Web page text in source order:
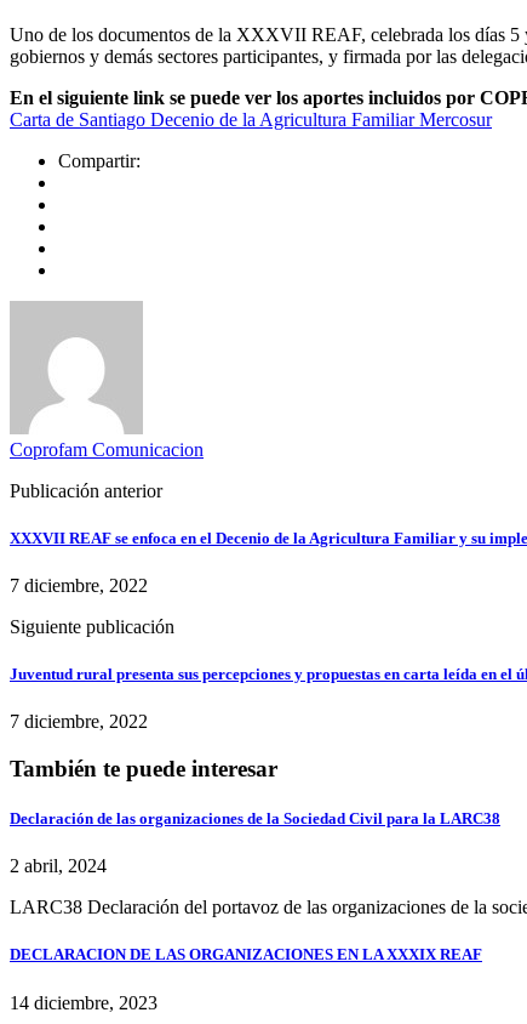
Uno de los documentos de la XXXVII REAF, celebrada los días 5
gobiernos y demás sectores participantes, y firmada por las
En el siguiente link se puede ver los aportes incluidos por
Carta de Santiago Decenio de la Agricultura Familiar Mercosur
Compartir:
Coprofam Comunicacion
Publicación anterior
XXXVII REAF se enfoca en el Decenio de la Agricultura Familiar y su
7 diciembre, 2022
Siguiente publicación
Juventud rural presenta sus percepciones y propuestas en carta leída en
7 diciembre, 2022
También te puede interesar
Declaración de las organizaciones de la Sociedad Civil para la LARC38
2 abril, 2024
LARC38 Declaración del portavoz de las organizaciones de la
DECLARACION DE LAS ORGANIZACIONES EN LA XXXIX REAF
14 diciembre, 2023